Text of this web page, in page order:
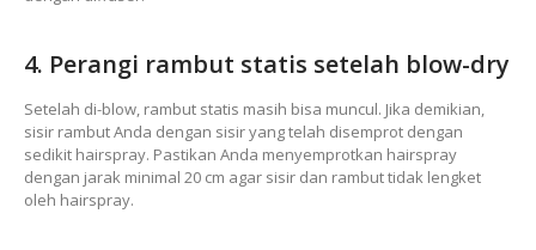
4. Perangi rambut statis setelah blow-dry
Setelah di-blow, rambut statis masih bisa muncul. Jika demikian,
sisir rambut Anda dengan sisir yang telah disemprot dengan
sedikit hairspray. Pastikan Anda menyemprotkan hairspray
dengan jarak minimal 20 cm agar sisir dan rambut tidak lengket
oleh hairspray.